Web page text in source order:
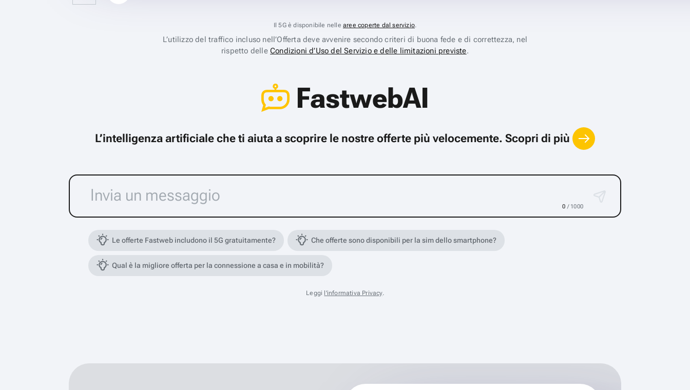
Il 5G è disponibile nelle aree coperte dal servizio.
L’utilizzo del traffico incluso nell’Offerta deve avvenire secondo criteri di buona fede e di correttezza, nel
rispetto delleCondizioni d’Uso del Servizio e delle limitazioni previste.
FastwebAI
L’intelligenza artificiale che ti aiuta a scoprire le nostre offerte più velocemente. Scopri di più
0 / 1000
Le offerte Fastweb includono il 5G gratuitamente? Che offerte sono disponibili per la sim dello smartphone?
Qual è la migliore offerta per la connessione a casa e in mobilità?
Leggi l'informativa Privacy.